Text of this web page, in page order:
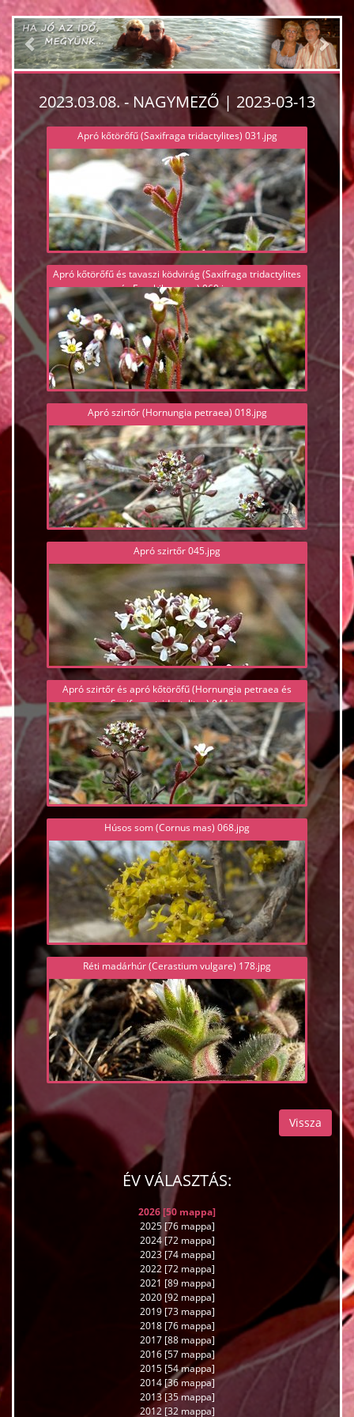
Previous
2023.03.08. - NAGYMEZŐ | 2023-03-13
Apró kőtörőfű (Saxifraga tridactylites) 031.jpg
Apró kőtörőfű és tavaszi ködvirág (Saxifraga tridactylites
és Erophila verna) 060.jpg
Apró szirtőr (Hornungia petraea) 018.jpg
Apró szirtőr 045.jpg
Apró szirtőr és apró kőtörőfű (Hornungia petraea és
Saxifraga tridactylites) 044.jpg
Húsos som (Cornus mas) 068.jpg
Réti madárhúr (Cerastium vulgare) 178.jpg
Vissza
ÉV VÁLASZTÁS:
2026 [50 mappa]
2025 [76 mappa]
2024 [72 mappa]
2023 [74 mappa]
2022 [72 mappa]
2021 [89 mappa]
2020 [92 mappa]
2019 [73 mappa]
2018 [76 mappa]
2017 [88 mappa]
2016 [57 mappa]
2015 [54 mappa]
2014 [36 mappa]
2013 [35 mappa]
2012 [32 mappa]